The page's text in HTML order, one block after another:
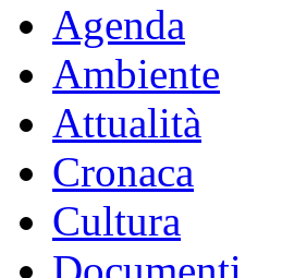
Agenda
Ambiente
Attualità
Cronaca
Cultura